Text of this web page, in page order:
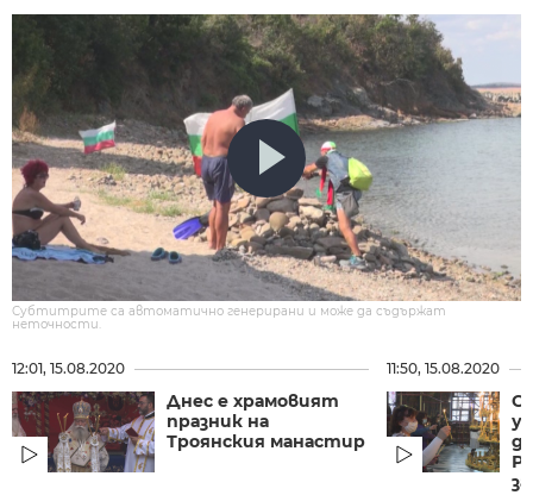
Субтитрите са автоматично генерирани и може да съдържат
неточности.
12:01, 15.08.2020
Днес е храмовият
празник на
Троянския манастир
11:50, 15.08.2020